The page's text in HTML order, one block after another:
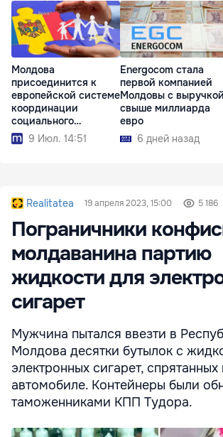
Молдова
присоединится к
европейской системе
координации
социального
обеспечения
9 Июл. 14:51
Energocom стала
первой компанией
Молдовы с выручкой
свыше миллиарда
евро
6 дней назад
Realitatea 19 апреля 2023, 15:00 5 186
Пограничники
молдаванина партию
жидкости для
сигарет
Мужчина пытался ввезти в
Молдова десятки бутылок с
электронных сигарет, спрятанных
автомобиле. Контейнеры были
таможенниками КПП Тудора.